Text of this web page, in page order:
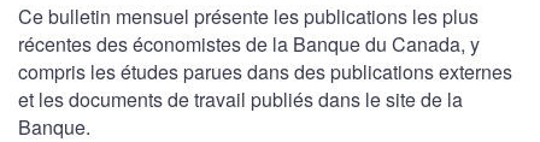
Ce bulletin mensuel présente les publications les plus
récentes des économistes de la Banque du Canada, y
compris les études parues dans des publications externes
et les documents de travail publiés dans le site de la
Banque.